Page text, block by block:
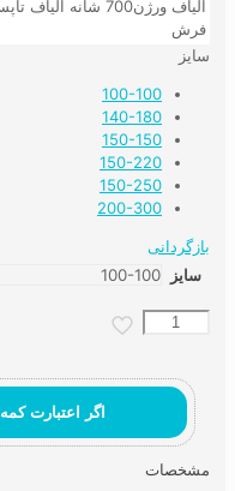
الیاف ورژن700 شانه الیاف تاپس
فرش
سایز
100-100
140-180
150-150
150-220
150-250
200-300
بازگردانی
سایز
رومیزی
روفرشی
طرح
عدد
اگر اعتبارت
مشخصات